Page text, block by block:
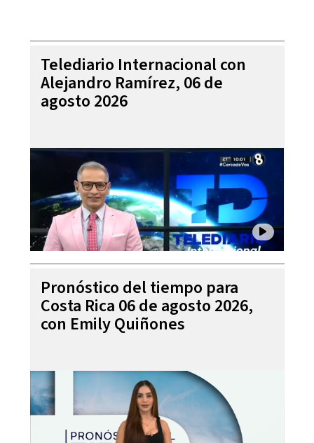
Telediario Internacional con
Alejandro Ramírez, 06 de
agosto 2026
Pronóstico del tiempo para
Costa Rica 06 de agosto 2026,
con Emily Quiñones